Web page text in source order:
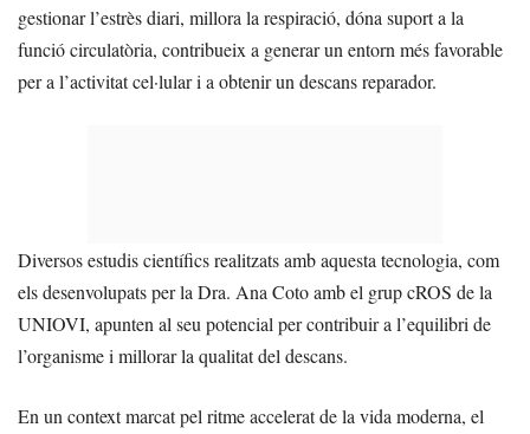
gestionar l’estrès diari, millora la respiració, dóna suport a la
funció circulatòria, contribueix a generar un entorn més favorable
per a l’activitat cel·lular i a obtenir un descans reparador.
Diversos estudis científics realitzats amb aquesta tecnologia, com
els desenvolupats per la Dra. Ana Coto amb el grup cROS de la
UNIOVI, apunten al seu potencial per contribuir a l’equilibri de
l’organisme i millorar la qualitat del descans.
En un context marcat pel ritme accelerat de la vida moderna, el